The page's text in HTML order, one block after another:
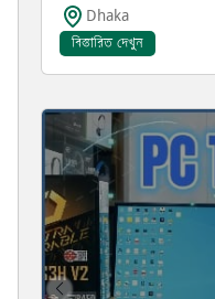
Dhaka
বিস্তারিত দেখুন